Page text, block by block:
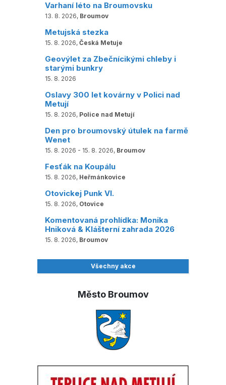
Varhaní léto na Broumovsku
13. 8. 2026, Broumov
Metujská stezka
15. 8. 2026, Česká Metuje
Geovýlet za Zbečnícikými chleby i
starými bunkry
15. 8. 2026
Oslavy 300 let kovárny v Polici nad
Metují
15. 8. 2026, Police nad Metují
Den pro broumovský útulek na farmě
Wenet
15. 8. 2026 - 15. 8. 2026, Broumov
Fesťák na Koupálu
15. 8. 2026, Heřmánkovice
Otovickej Punk VI.
15. 8. 2026, Otovice
Komentovaná prohlídka: Monika
Hniková & Klášterní zahrada 2026
15. 8. 2026, Broumov
Všechny akce
Město Broumov